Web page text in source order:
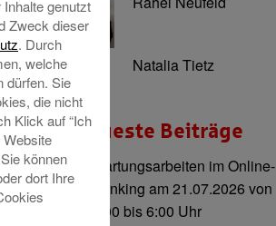
Natalia Tietz
Neueste Beiträge
Wartungsarbeiten im Online-
Banking am 21.07.2026 von
3:00 bis 6:00 Uhr
genutzt
Zweck dieser
. Durch
welche
dürfen. Sie
die nicht
Klick auf “Ich
Website
können
dort Ihre